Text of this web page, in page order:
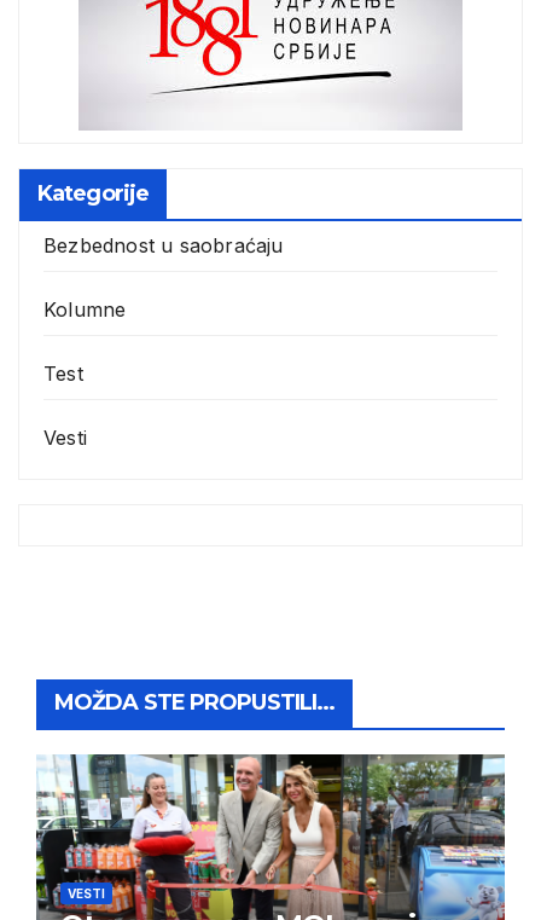
Kategorije
Bezbednost u saobraćaju
Kolumne
Test
Vesti
MOŽDA STE PROPUSTILI...
VESTI